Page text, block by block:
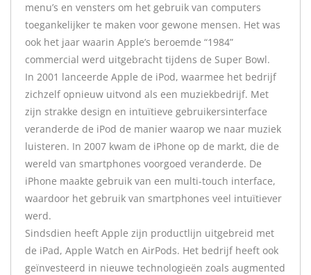
menu’s en vensters om het gebruik van computers
toegankelijker te maken voor gewone mensen. Het was
ook het jaar waarin Apple’s beroemde “1984”
commercial werd uitgebracht tijdens de Super Bowl.
In 2001 lanceerde Apple de iPod, waarmee het bedrijf
zichzelf opnieuw uitvond als een muziekbedrijf. Met
zijn strakke design en intuïtieve gebruikersinterface
veranderde de iPod de manier waarop we naar muziek
luisteren. In 2007 kwam de iPhone op de markt, die de
wereld van smartphones voorgoed veranderde. De
iPhone maakte gebruik van een multi-touch interface,
waardoor het gebruik van smartphones veel intuïtiever
werd.
Sindsdien heeft Apple zijn productlijn uitgebreid met
de iPad, Apple Watch en AirPods. Het bedrijf heeft ook
geïnvesteerd in nieuwe technologieën zoals augmented